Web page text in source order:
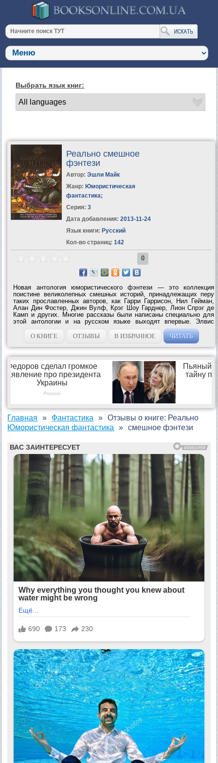
Выбрать язык книг:
Реально смешное
фэнтези
Автор: Эшли Майк
Жанр: Юмористическая
фантастика;
Серия: 3
Дата добавления: 2013-11-24
Язык книги: Русский
Кол-во страниц: 142
0
Новая антология юмористического фэнтези — это коллекция
поистине великолепных смешных историй, принадлежащих перу
таких прославленных авторов, как Гарри Гаррисон, Нил Гейман,
Алан Дин Фостер, Джин Вулф, Крэг Шоу Гарднер, Лион Спрэг де
Камп и других. Многие рассказы были написаны специально для
этой антологии и на русском языке выходят впервые. Элвис
Пресли, получивший новую пару голубых замшевых ботинок,
разорившиеся торговцы...
О КНИГЕ ОТЗЫВЫ В ИЗБРАННОЕ ЧИТАТЬ
Главная
Фантастика
Юмористическая фантастика
Отзывы о книге: Реально
смешное фэнтези